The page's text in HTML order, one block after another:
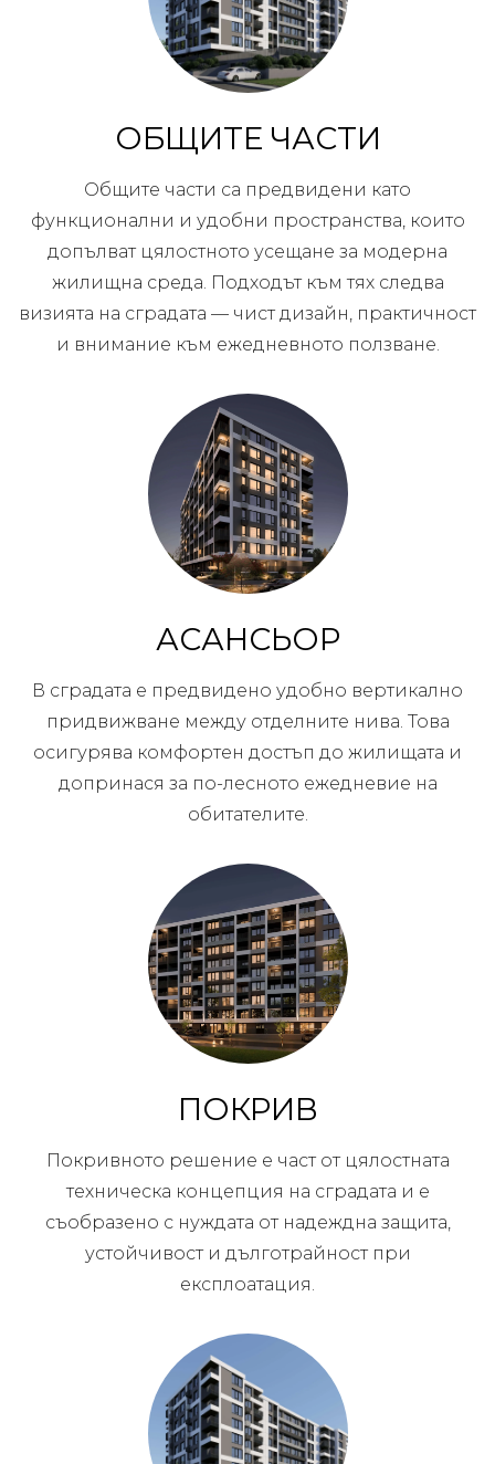
ОБЩИТЕ ЧАСТИ
Общите части са предвидени като
функционални и удобни пространства, които
допълват цялостното усещане за модерна
жилищна среда. Подходът към тях следва
визията на сградата — чист дизайн, практичност
и внимание към ежедневното ползване.
АСАНСЬОР
В сградата е предвидено удобно вертикално
придвижване между отделните нива. Това
осигурява комфортен достъп до жилищата и
допринася за по-лесното ежедневие на
обитателите.
ПОКРИВ
Покривното решение е част от цялостната
техническа концепция на сградата и е
съобразено с нуждата от надеждна защита,
устойчивост и дълготрайност при
експлоатация.